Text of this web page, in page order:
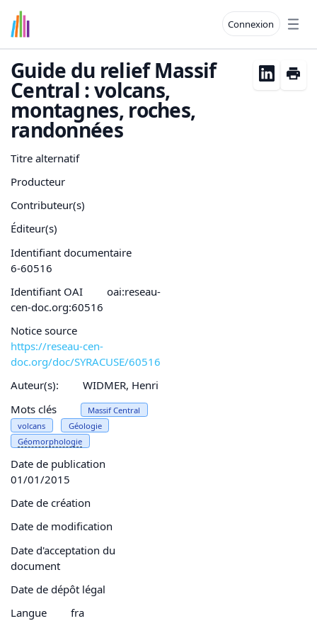
Connexion
Guide du relief Massif
Central : volcans,
montagnes, roches,
randonnées
Titre alternatif
Producteur
Contributeur(s)
Éditeur(s)
Identifiant documentaire
6-60516
Identifiant OAI
oai:reseau-
cen-doc.org:60516
Notice source
https://reseau-cen-
doc.org/doc/SYRACUSE/60516
Auteur(s):
WIDMER, Henri
Mots clés
Massif Central
volcans
Géologie
Géomorphologie
Date de publication
01/01/2015
Date de création
Date de modification
Date d'acceptation du
document
Date de dépôt légal
Langue
fra